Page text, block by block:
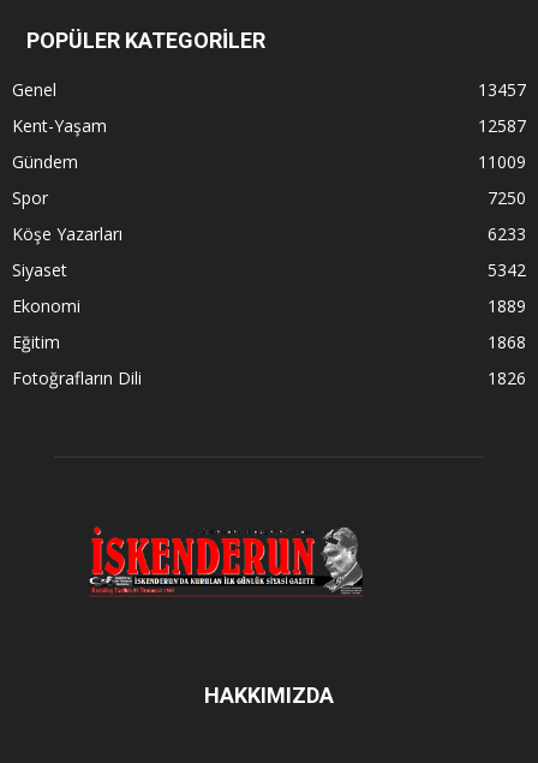
POPÜLER KATEGORİLER
Genel
13457
Kent-Yaşam
12587
Gündem
11009
Spor
7250
Köşe Yazarları
6233
Siyaset
5342
Ekonomi
1889
Eğitim
1868
Fotoğrafların Dili
1826
HAKKIMIZDA